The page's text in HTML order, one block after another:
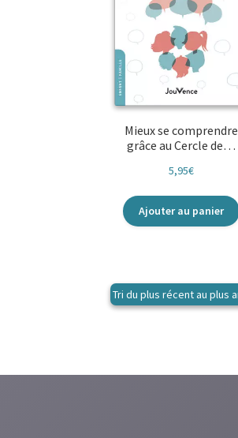
Mieux se comprendre
grâce au Cercle de…
5,95€
Ajouter au panier